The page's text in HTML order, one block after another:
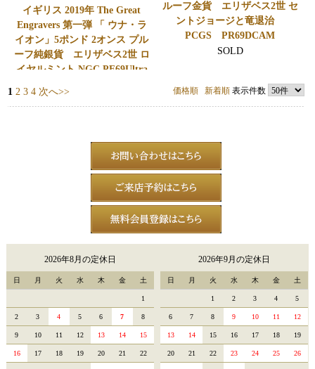
イギリス 2019年 The Great
Engravers 第一弾 「 ウナ・ラ
イオン」5ポンド 2オンス プル
ーフ純銀貨 エリザベス2世 ロ
イヤルミント NGC PF69Ultra
ルーフ金貨 エリザベス2世 セ
ントジョージと竜退治
PCGS PR69DCAM
SOLD
価格順 新着順表示件数
1 2 3 4 次へ>>
2026年8月の定休日
日 月 火 水 木 金 土
1
2 3 4 5 6 7 8
9 10 11 12 13 14 15
16 17 18 19 20 21 22
2026年9月の定休日
日 月 火 水 木 金 土
1 2 3 4 5
6 7 8 9 10 11 12
13 14 15 16 17 18 19
20 21 22 23 24 25 26